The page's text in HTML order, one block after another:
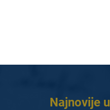
Najnovije